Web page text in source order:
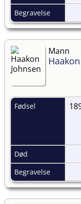
Begravelse
Mann
Fødsel
Død
Begravelse